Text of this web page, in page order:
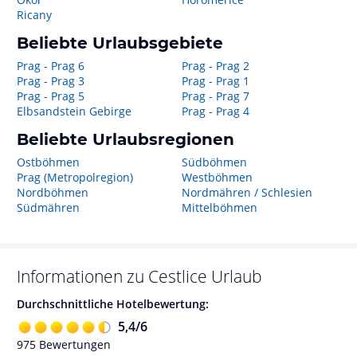
Ricany
Beliebte Urlaubsgebiete
Prag - Prag 6
Prag - Prag 3
Prag - Prag 5
Elbsandstein Gebirge
Prag - Prag 2
Prag - Prag 1
Prag - Prag 7
Prag - Prag 4
Beliebte Urlaubsregionen
Ostböhmen
Prag (Metropolregion)
Nordböhmen
Südmähren
Südböhmen
Westböhmen
Nordmähren / Schlesien
Mittelböhmen
Informationen zu Cestlice Urlaub
Durchschnittliche Hotelbewertung:
5,4/6
975 Bewertungen